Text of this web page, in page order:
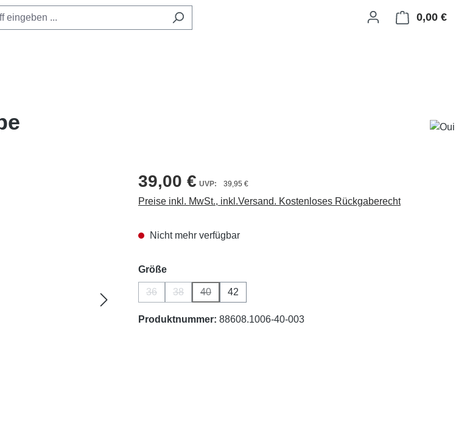
0,00 €
39,00 € 39,95 €
Preise inkl. MwSt., inkl.Versand. Kostenloses Rückgaberecht
Nicht mehr verfügbar
Größeauswählen
36
(Diese Option ist zurzeit nicht verfügbar.)
38
(Diese Option ist zurzeit nicht verfügbar.)
40
(Diese Option ist zurzeit nicht verfügbar.)
42
Produktnummer: 88608.1006-40-003